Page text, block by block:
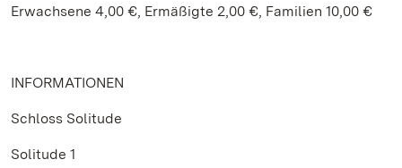
Erwachsene 4,00 €, Ermäßigte 2,00 €, Familien 10,00 €
INFORMATIONEN
Schloss Solitude
Solitude 1